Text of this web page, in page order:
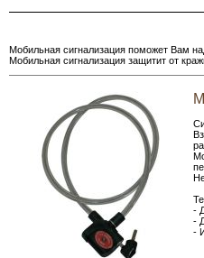
Мобильная сигнализация поможет Вам
Мобильная сигнализация защитит от
-
-
-